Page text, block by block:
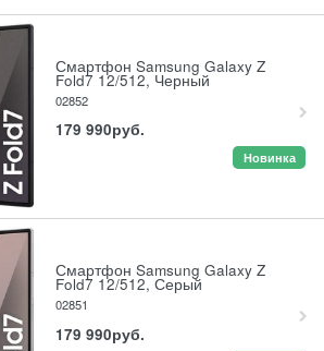
Смартфон Samsung Galaxy Z
Fold7 12/512, Черный
02852
179 990руб.
Новинка
Смартфон Samsung Galaxy Z
Fold7 12/512, Серый
02851
179 990руб.